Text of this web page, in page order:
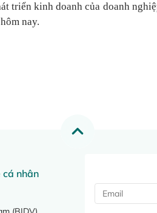
triển kinh doanh của doanh
nay.
cá nhân